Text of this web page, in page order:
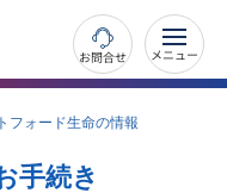
お問合せ
フォード生命の情報
手続き